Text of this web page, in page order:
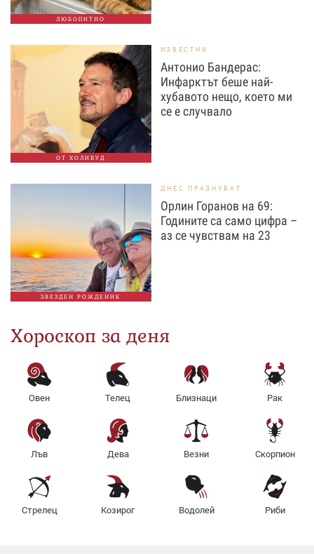
ЛЮБОПИТНО
ОТ ХОЛИВУД
ИЗВЕСТНИ
Антонио Бандерас:
Инфарктът беше най-
хубавото нещо, което ми
се е случвало
ЗВЕЗДЕН РОЖДЕНИК
ДНЕС ПРАЗНУВАТ
Орлин Горанов на 69:
Годините са само цифра –
аз се чувствам на 23
Хороскоп за деня
Овен Телец Близнаци Рак
Лъв Дева Везни Скорпион
Стрелец Козирог Водолей Риби